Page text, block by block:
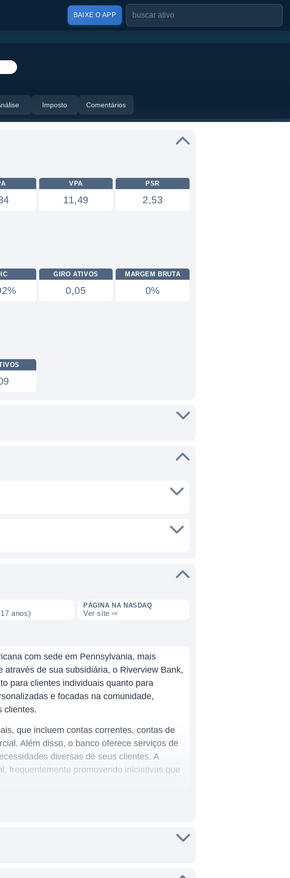
BAIXE O APP
Imposto Comentários
VPA
11,49
PSR
2,53
GIRO ATIVOS
0,05
MARGEM BRUTA
0%
anos)
PÁGINA NA NASDAQ
Ver site ⇨
com sede em Pennsylvania, mais
de sua subsidiária, o Riverview Bank,
para clientes individuais quanto para
e focadas na comunidade,
clientes.
que incluem contas correntes, contas de
Além disso, o banco oferece serviços de
diversas de seus clientes. A
frequentemente promovendo iniciativas que
concentrando-se especialmente no Vale do
reflete em seu envolvimento com projetos
às especificidades da população local. A